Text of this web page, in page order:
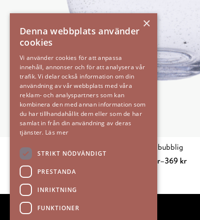
Vas bubblig
kr–369 kr
Prisintervall:
369 kr
produkten
×
Denna webbplats använder
cookies
Vi använder cookies för att anpassa
innehåll, annonser och för att analysera vår
trafik. Vi delar också information om din
användning av vår webbplats med våra
reklam- och analyspartners som kan
kombinera den med annan information som
du har tillhandahållit dem eller som de har
samlat in från din användning av deras
tjänster. Läs mer
STRIKT NÖDVÄNDIGT
PRESTANDA
INRIKTNING
FUNKTIONER